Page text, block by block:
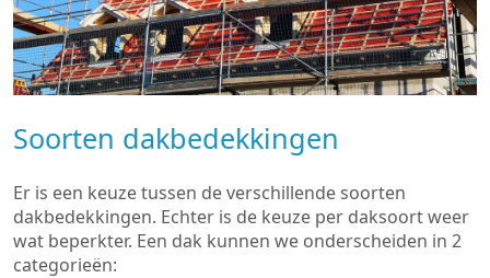
Soorten dakbedekkingen
Er is een keuze tussen de verschillende soorten
dakbedekkingen. Echter is de keuze per daksoort weer
wat beperkter. Een dak kunnen we onderscheiden in 2
categorieën: